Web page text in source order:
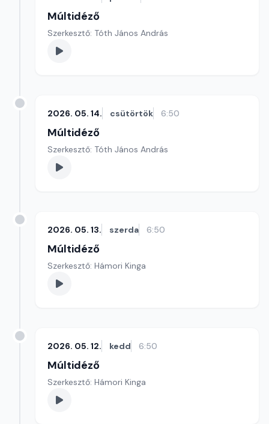
Múltidéző
Szerkesztő: Tóth János András
2026. 05. 14. csütörtök 6:50
Múltidéző
Szerkesztő: Tóth János András
2026. 05. 13. szerda 6:50
Múltidéző
Szerkesztő: Hámori Kinga
2026. 05. 12. kedd 6:50
Múltidéző
Szerkesztő: Hámori Kinga